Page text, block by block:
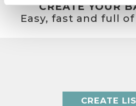
CREATE YOUR
Easy, fast and full
CREATE